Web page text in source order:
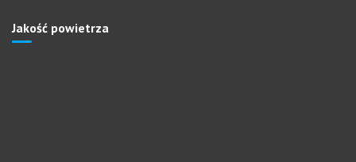
Jakość powietrza